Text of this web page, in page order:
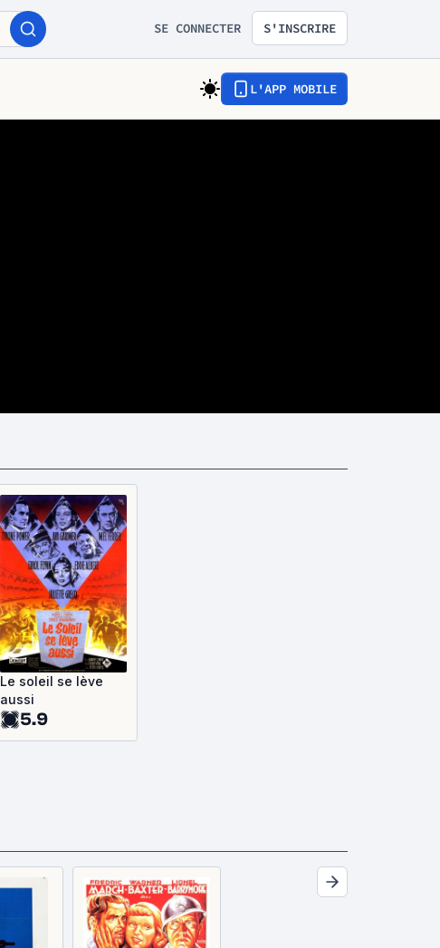
SE CONNECTER S'INSCRIRE
L'APP MOBILE
Le soleil se lève
aussi
5.9